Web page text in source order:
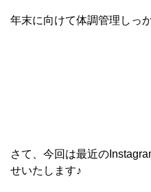
年末に向けて体調管理しっ
さて、今回は最近の
せいたします♪